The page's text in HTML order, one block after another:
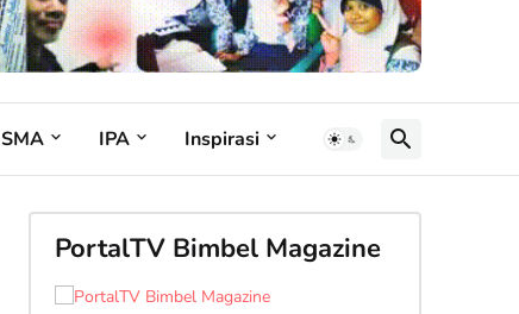
SMA IPA Inspirasi
PortalTV Bimbel Magazine